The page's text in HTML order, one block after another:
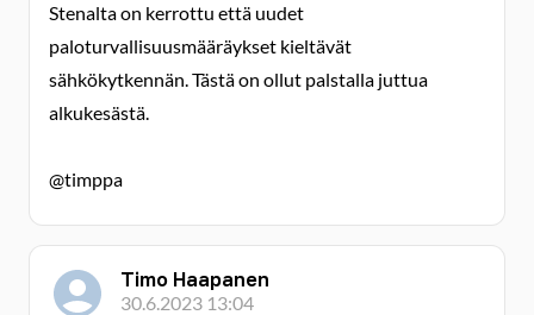
Stenalta on kerrottu että uudet
paloturvallisuusmääräykset kieltävät
sähkökytkennän. Tästä on ollut palstalla juttua
alkukesästä.
@timppa
Timo Haapanen
30.6.2023 13:04